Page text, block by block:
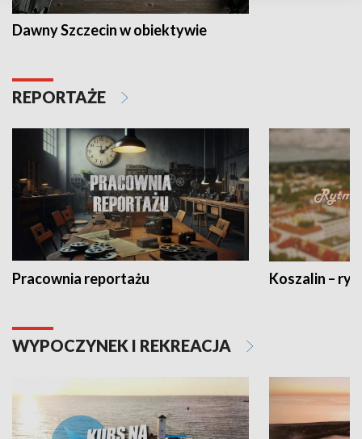
Dawny Szczecin w obiektywie
REPORTAŻE
Pracownia reportażu Koszalin –
WYPOCZYNEK I REKREACJA